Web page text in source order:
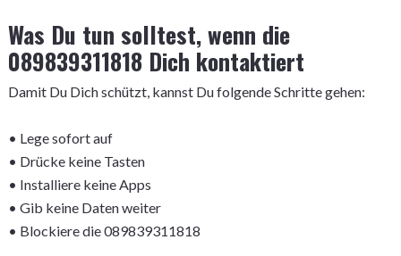
Was Du tun solltest, wenn die
089839311818 Dich kontaktiert
Damit Du Dich schützt, kannst Du folgende Schritte gehen:
• Lege sofort auf
• Drücke keine Tasten
• Installiere keine Apps
• Gib keine Daten weiter
• Blockiere die 089839311818